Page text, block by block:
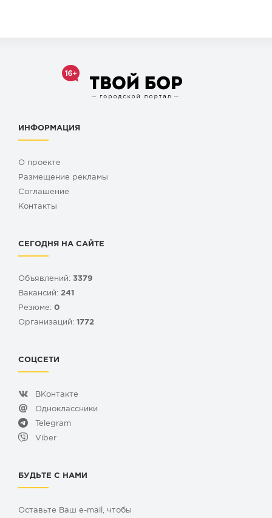
ИНФОРМАЦИЯ
О проекте
Размещение рекламы
Cоглашение
Контакты
СЕГОДНЯ НА САЙТЕ
Объявлений: 3379
Вакансий: 241
Резюме: 0
Организаций: 1772
СОЦСЕТИ
ВКонтакте
Одноклассники
Telegram
Viber
БУДЬТЕ С НАМИ
Оставьте Ваш e-mail, чтобы